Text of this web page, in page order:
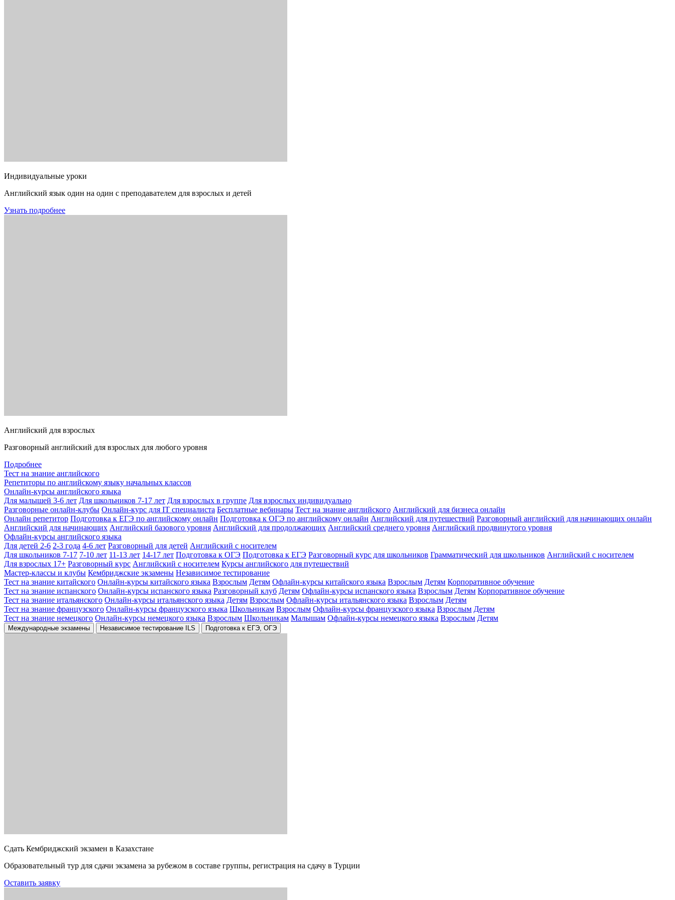
Индивидуальные уроки
Английский язык один на один с преподавателем для взрослых и детей
Узнать подробнее
Английский для взрослых
Разговорный английский для взрослых для любого уровня
Подробнее
Тест на знание английского
Репетиторы по английскому языку начальных классов
Онлайн-курсы английского языка
Для малышей 3-6 лет Для школьников 7-17 лет Для взрослых в группе Для взрослых индивидуально
Разговорные онлайн-клубы Онлайн-курс для IT специалиста Бесплатные вебинары Тест на знание английского Английский для бизнеса онлайн
Онлайн репетитор Подготовка к ЕГЭ по английскому онлайн Подготовка к ОГЭ по английскому онлайн Английский для путешествий Разговорный английский для начинающих онлайн
Английский для начинающих Английский базового уровня Английский для продолжающих Английский среднего уровня Английский продвинутого уровня
Офлайн-курсы английского языка
Для детей 2-6 2-3 года 4-6 лет Разговорный для детей Английский с носителем
Для школьников 7-17 7-10 лет 11-13 лет 14-17 лет Подготовка к ОГЭ Подготовка к ЕГЭ Разговорный курс для школьников Грамматический для школьников Английский с носителем
Для взрослых 17+ Разговорный курс Английский с носителем Курсы английского для путешествий
Мастер-классы и клубы Кембриджские экзамены Независимое тестирование
Тест на знание китайского Онлайн-курсы китайского языка Взрослым Детям Офлайн-курсы китайского языка Взрослым Детям Корпоративное обучение
Тест на знание испанского Онлайн-курсы испанского языка Разговорный клуб Детям Офлайн-курсы испанского языка Взрослым Детям Корпоративное обучение
Тест на знание итальянского Онлайн-курсы итальянского языка Детям Взрослым Офлайн-курсы итальянского языка Взрослым Детям
Тест на знание французского Онлайн-курсы французского языка Школьникам Взрослым Офлайн-курсы французского языка Взрослым Детям
Тест на знание немецкого Онлайн-курсы немецкого языка Взрослым Школьникам Малышам Офлайн-курсы немецкого языка Взрослым Детям
Международные экзамены Независимое тестирование ILS Подготовка к ЕГЭ, ОГЭ
Сдать Кембриджский экзамен в Казахстане
Образовательный тур для сдачи экзамена за рубежом в составе группы, регистрация на сдачу в Турции
Оставить заявку